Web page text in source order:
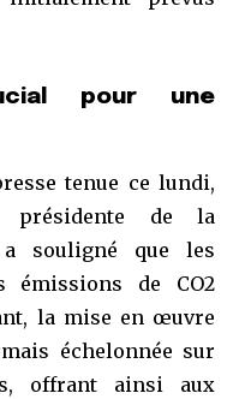
pour une
tenue ce lundi,
présidente de la
a souligné que les
émissions de CO2
la mise en œuvre
échelonnée sur
offrant ainsi aux